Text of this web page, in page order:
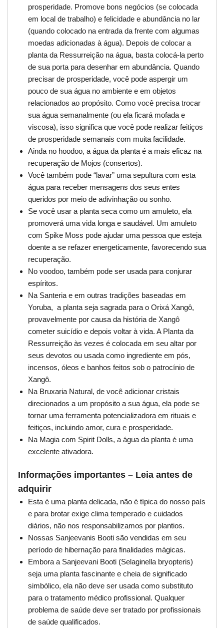
prosperidade. Promove bons negócios (se colocada
em local de trabalho) e felicidade e abundância no lar
(quando colocado na entrada da frente com algumas
moedas adicionadas à água). Depois de colocar a
planta da Ressurreição na água, basta colocá-la perto
de sua porta para desenhar em abundância. Quando
precisar de prosperidade, você pode aspergir um
pouco de sua água no ambiente e em objetos
relacionados ao propósito. Como você precisa trocar
sua água semanalmente (ou ela ficará mofada e
viscosa), isso significa que você pode realizar feitiços
de prosperidade semanais com muita facilidade.
Ainda no hoodoo, a água da planta é a mais eficaz na
recuperação de Mojos (consertos).
Você também pode “lavar” uma sepultura com esta
água para receber mensagens dos seus entes
queridos por meio de adivinhação ou sonho.
Se você usar a planta seca como um amuleto, ela
promoverá uma vida longa e saudável. Um amuleto
com Spike Moss pode ajudar uma pessoa que esteja
doente a se refazer energeticamente, favorecendo sua
recuperação.
No voodoo, também pode ser usada para conjurar
espíritos.
Na Santeria e em outras tradições baseadas em
Yoruba, a planta seja sagrada para o Orixá Xangô,
provavelmente por causa da história de Xangô
cometer suicídio e depois voltar à vida. A Planta da
Ressurreição às vezes é colocada em seu altar por
seus devotos ou usada como ingrediente em pós,
incensos, óleos e banhos feitos sob o patrocínio de
Xangô.
Na Bruxaria Natural, de você adicionar cristais
direcionados a um propósito a sua água, ela pode se
tornar uma ferramenta potencializadora em rituais e
feitiços, incluindo amor, cura e prosperidade.
Na Magia com Spirit Dolls, a água da planta é uma
excelente ativadora.
Informações importantes – Leia antes de
adquirir
Esta é uma planta delicada, não é típica do nosso país
e para brotar exige clima temperado e cuidados
diários, não nos responsabilizamos por plantios.
Nossas Sanjeevanis Booti são vendidas em seu
período de hibernação para finalidades mágicas.
Embora a Sanjeevani Booti (Selaginella bryopteris)
seja uma planta fascinante e cheia de significado
simbólico, ela não deve ser usada como substituto
para o tratamento médico profissional. Qualquer
problema de saúde deve ser tratado por profissionais
de saúde qualificados.